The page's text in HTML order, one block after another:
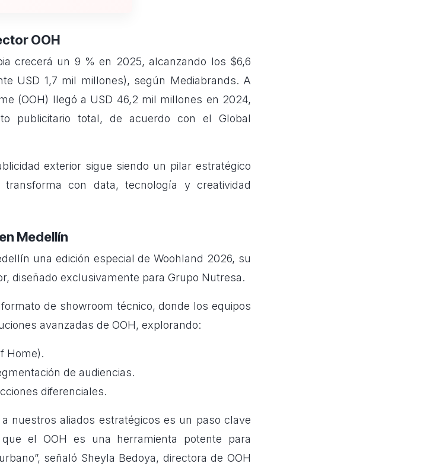
OOH
crecerá un 9 % en 2025, alcanzando los $6,6
USD 1,7 mil millones), según Mediabrands. A
(OOH) llegó a USD 46,2 mil millones en 2024,
publicitario total, de acuerdo con el Global
exterior sigue siendo un pilar estratégico
con data, tecnología y creatividad
Medellín
una edición especial de Woohland 2026, su
diseñado exclusivamente para Grupo Nutresa.
de showroom técnico, donde los equipos
avanzadas de OOH, explorando:
Home).
de audiencias.
diferenciales.
nuestros aliados estratégicos es un paso clave
el OOH es una herramienta potente para
señaló Sheyla Bedoya, directora de OOH